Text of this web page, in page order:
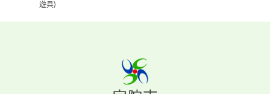
遊具)